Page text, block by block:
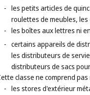
- les petits articles de
roulettes de meubles,
- les boîtes aux lettres ni
- certains appareils de
les distributeurs de
distributeurs de sacs
classe ne comprend
- les stores d'extérieur